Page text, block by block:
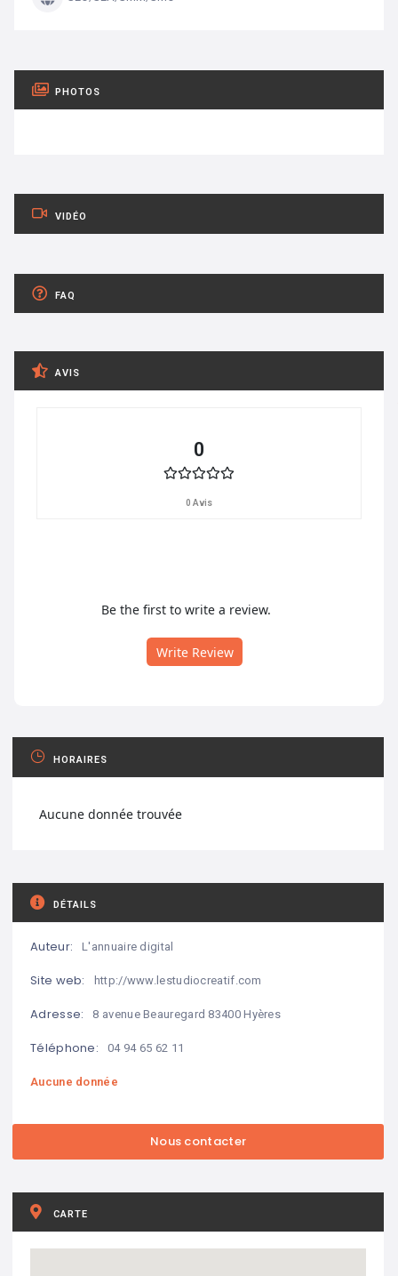
PHOTOS
VIDÉO
FAQ
AVIS
0
0 Avis
Be the first to write a review.
Write Review
HORAIRES
Aucune donnée trouvée
DÉTAILS
Auteur: L'annuaire digital
Site web: http://www.lestudiocreatif.com
Adresse: 8 avenue Beauregard 83400 Hyères
Téléphone: 04 94 65 62 11
Aucune donnée
CARTE